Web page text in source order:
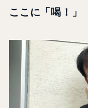
ここに「喝！」